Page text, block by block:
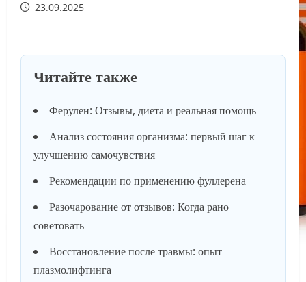
23.09.2025
Читайте также
Ферулен: Отзывы, диета и реальная помощь
Анализ состояния организма: первый шаг к
улучшению самочувствия
Рекомендации по применению фуллерена
Разочарование от отзывов: Когда рано
советовать
Восстановление после травмы: опыт
плазмолифтинга